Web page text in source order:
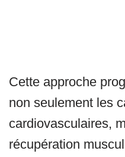
Cette approche
non seulement les
cardiovasculaires,
récupération